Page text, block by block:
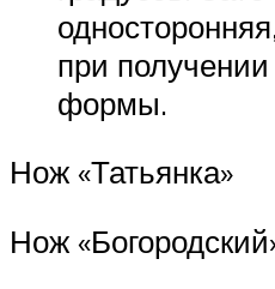
при
формы.
Нож «Татьянка»
Нож